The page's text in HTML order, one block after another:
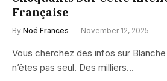
Française
By Noé Frances November 12, 2025
Vous cherchez des infos sur
n’êtes pas seul. Des milliers…